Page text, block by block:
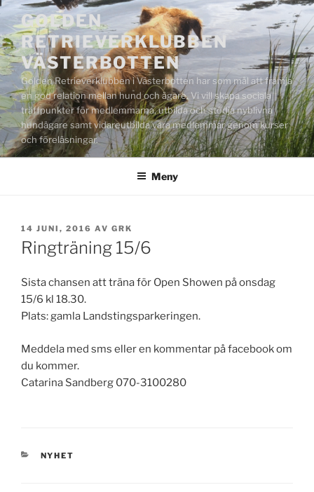
Hoppa
innehåll
GOLDEN
RETRIEVERKLUBBEN
VÄSTERBOTTEN
Golden Retrieverklubben i Västerbotten har som mål att främja
en god relation mellan hund och ägare. Vi vill skapa sociala
träffpunkter för medlemmarna, utbilda och stödja nyblivna
hundägare samt vidareutbilda våra medlemmar genom kurser
och föreläsningar.
Meny
PUBLICERAT
14 JUNI, 2016 AV GRK
Ringträning 15/6
Sista chansen att träna för Open Showen på onsdag
15/6 kl 18.30.
Plats: gamla Landstingsparkeringen.
Meddela med sms eller en kommentar på facebook om
du kommer.
Catarina Sandberg 070-3100280
KATEGORIER
NYHET